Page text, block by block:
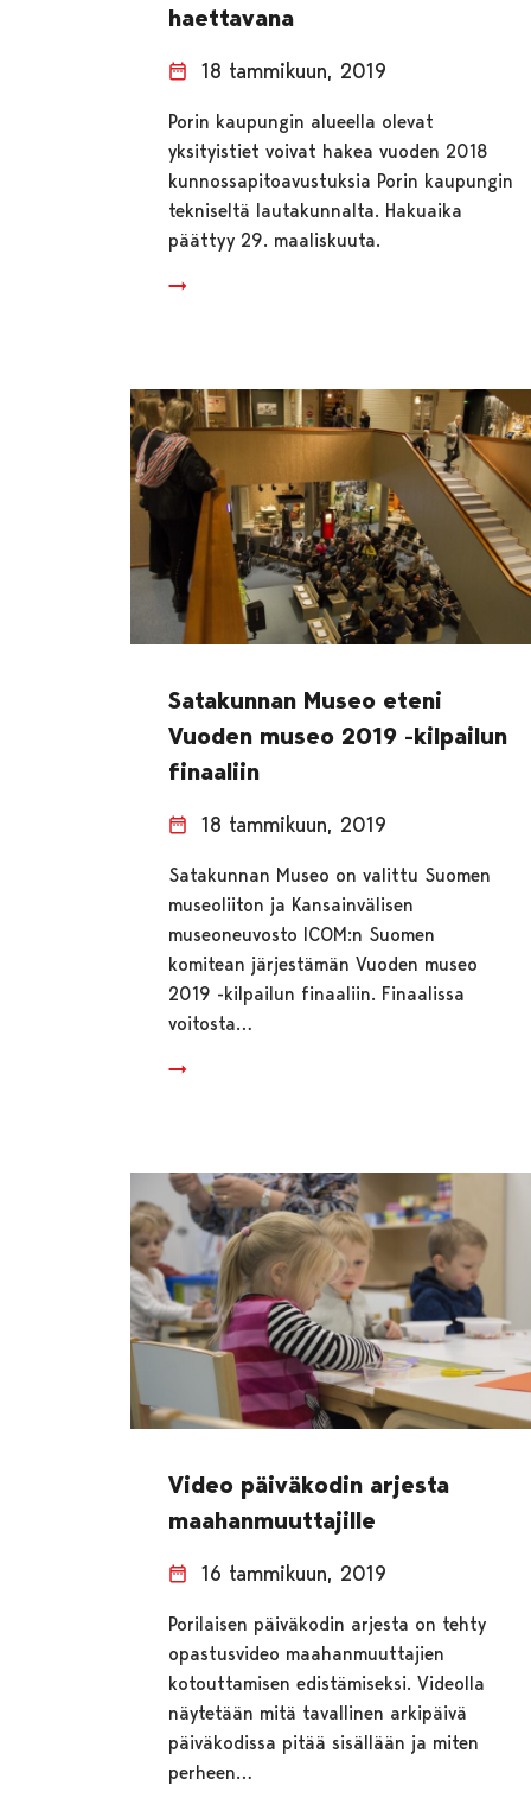
haettavana
18 tammikuun, 2019
Porin kaupungin alueella olevat
yksityistiet voivat hakea vuoden 2018
kunnossapitoavustuksia Porin kaupungin
tekniseltä lautakunnalta. Hakuaika
päättyy 29. maaliskuuta.
Satakunnan Museo eteni
Vuoden museo 2019 -kilpailun
finaaliin
18 tammikuun, 2019
Satakunnan Museo on valittu Suomen
museoliiton ja Kansainvälisen
museoneuvosto ICOM:n Suomen
komitean järjestämän Vuoden museo
2019 -kilpailun finaaliin. Finaalissa
voitosta…
Video päiväkodin arjesta
maahanmuuttajille
16 tammikuun, 2019
Porilaisen päiväkodin arjesta on tehty
opastusvideo maahanmuuttajien
kotouttamisen edistämiseksi. Videolla
näytetään mitä tavallinen arkipäivä
päiväkodissa pitää sisällään ja miten
perheen…